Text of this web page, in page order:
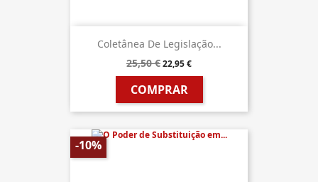
Coletânea De Legislação...
25,50 €22,95 €
COMPRAR
-10%